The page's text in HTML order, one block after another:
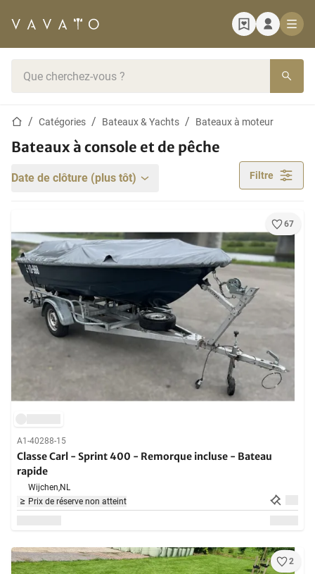
Page d'accueil
Catégories Bateaux & Yachts Bateaux à moteur
Bateaux à console et de pêche
Date de clôture (plus tôt) Filtre
67
A1-40288-15
Classe Carl - Sprint 400 - Remorque incluse - Bateau
rapide
Wijchen,NL
Prix de réserve non atteint
2